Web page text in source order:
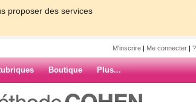
proposer des services
M'inscrire | Me connecter |
Boutique Plus...
assiette